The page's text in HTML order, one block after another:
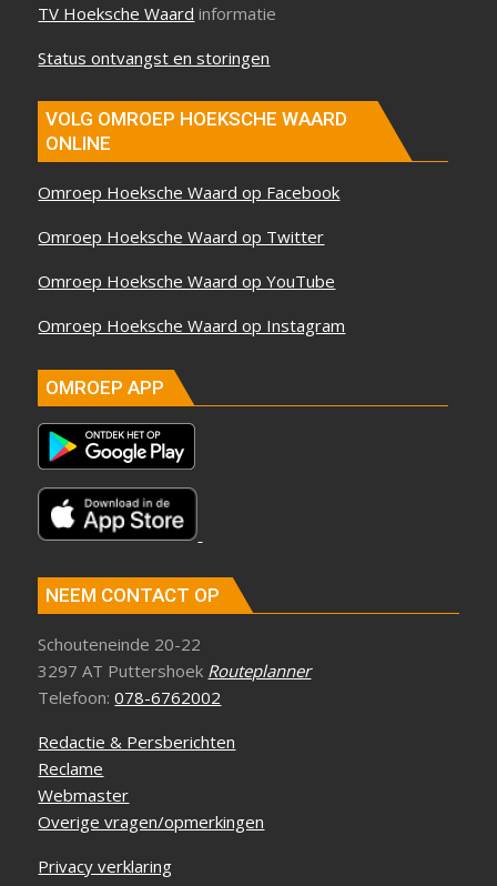
TV Hoeksche Waard informatie
Status ontvangst en storingen
VOLG OMROEP HOEKSCHE WAARD
ONLINE
Omroep Hoeksche Waard op Facebook
Omroep Hoeksche Waard op Twitter
Omroep Hoeksche Waard op YouTube
Omroep Hoeksche Waard op Instagram
OMROEP APP
NEEM CONTACT OP
Schouteneinde 20-22
3297 AT Puttershoek Routeplanner
Telefoon:078-6762002
Redactie & Persberichten
Reclame
Webmaster
Overige vragen/opmerkingen
Privacy verklaring